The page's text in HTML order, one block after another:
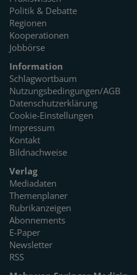
Politik & Debatte
Regionen
Kooperationen
Jobbörse
Information
Schlagwortbaum
Nutzungsbedingungen/AGB
Datenschutzerklärung
Cookie-Einstellungen
Impressum
Kontakt
Bildnachweise
Verlag
Mediadaten
Themenplaner
Rubrikanzeigen
Abonnements
E-Paper
Newsletter
RSS